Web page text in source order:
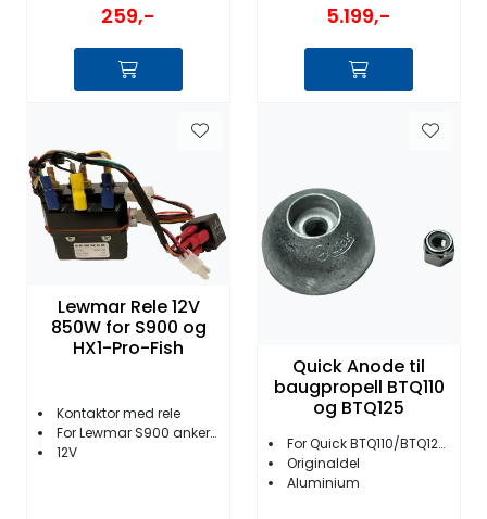
259,- 5.199,-
Lewmar Rele 12V
850W for S900 og
HX1-Pro-Fish
Kontaktor med rele
For Lewmar S900 ankervinsj
12V
Quick Anode til
baugpropell BTQ110
og BTQ125
For Quick BTQ110/BTQ125 thrustere
Originaldel
Aluminium